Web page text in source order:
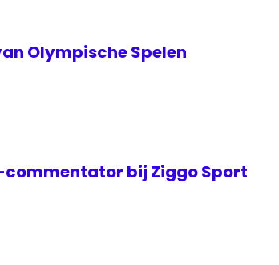
Olympische Spelen
bij Ziggo Sport